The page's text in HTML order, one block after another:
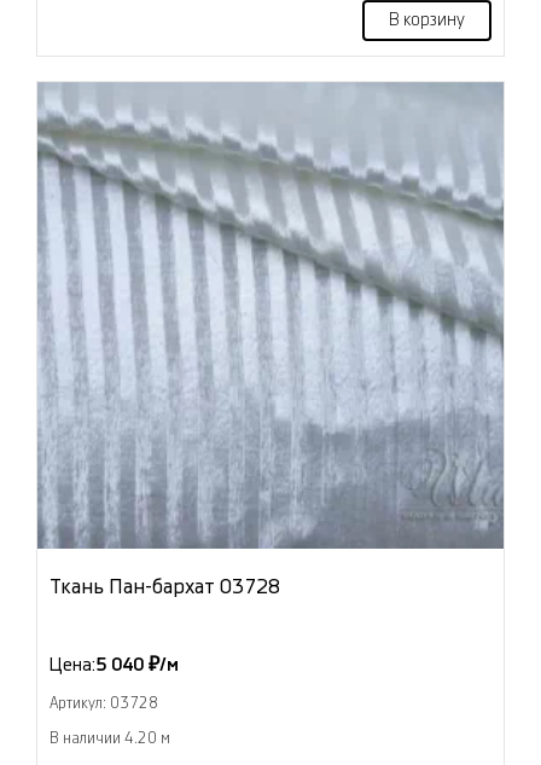
В корзину
Ткань Пан-бархат 03728
Цена:5 040 ₽/м
Артикул: 03728
В наличии 4.20 м